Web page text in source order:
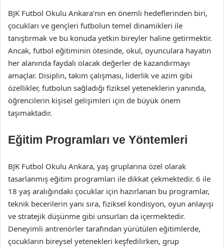
BJK Futbol Okulu Ankara’nın en önemli hedeflerinden biri,
çocukları ve gençleri futbolun temel dinamikleri ile
tanıştırmak ve bu konuda yetkin bireyler haline getirmektir.
Ancak, futbol eğitiminin ötesinde, okul, oyunculara hayatın
her alanında faydalı olacak değerler de kazandırmayı
amaçlar. Disiplin, takım çalışması, liderlik ve azim gibi
özellikler, futbolun sağladığı fiziksel yeteneklerin yanında,
öğrencilerin kişisel gelişimleri için de büyük önem
taşımaktadır.
Eğitim Programları ve Yöntemleri
BJK Futbol Okulu Ankara, yaş gruplarına özel olarak
tasarlanmış eğitim programları ile dikkat çekmektedir. 6 ile
18 yaş aralığındaki çocuklar için hazırlanan bu programlar,
teknik becerilerin yanı sıra, fiziksel kondisyon, oyun anlayışı
ve stratejik düşünme gibi unsurları da içermektedir.
Deneyimli antrenörler tarafından yürütülen eğitimlerde,
çocukların bireysel yetenekleri keşfedilirken, grup